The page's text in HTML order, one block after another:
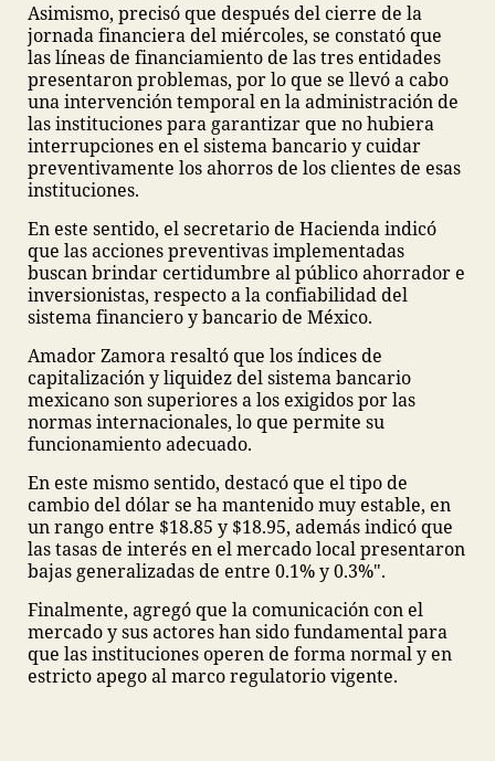
Asimismo, precisó que después del cierre de la
jornada financiera del miércoles, se constató que
las líneas de financiamiento de las tres entidades
presentaron problemas, por lo que se llevó a cabo
una intervención temporal en la administración de
las instituciones para garantizar que no hubiera
interrupciones en el sistema bancario y cuidar
preventivamente los ahorros de los clientes de esas
instituciones.
En este sentido, el secretario de Hacienda indicó
que las acciones preventivas implementadas
buscan brindar certidumbre al público ahorrador e
inversionistas, respecto a la confiabilidad del
sistema financiero y bancario de México.
Amador Zamora resaltó que los índices de
capitalización y liquidez del sistema bancario
mexicano son superiores a los exigidos por las
normas internacionales, lo que permite su
funcionamiento adecuado.
En este mismo sentido, destacó que el tipo de
cambio del dólar se ha mantenido muy estable, en
un rango entre $18.85 y $18.95, además indicó que
las tasas de interés en el mercado local presentaron
bajas generalizadas de entre 0.1% y 0.3%".
Finalmente, agregó que la comunicación con el
mercado y sus actores han sido fundamental para
que las instituciones operen de forma normal y en
estricto apego al marco regulatorio vigente.